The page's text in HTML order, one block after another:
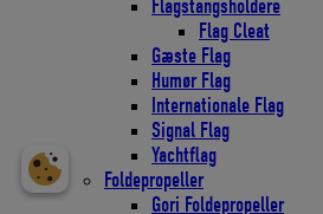
Flagstangsholdere
Flag Cleat
Gæste Flag
Humør Flag
Internationale Flag
Signal Flag
Yachtflag
Foldepropeller
Gori Foldepropeller